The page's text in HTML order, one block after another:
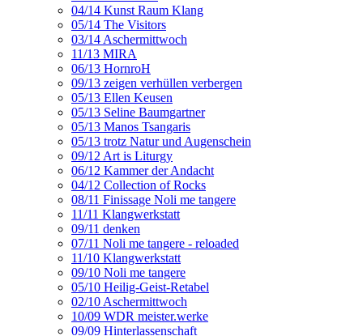
04/14 Kunst Raum Klang
05/14 The Visitors
03/14 Aschermittwoch
11/13 MIRA
06/13 HornroH
09/13 zeigen verhüllen verbergen
05/13 Ellen Keusen
05/13 Seline Baumgartner
05/13 Manos Tsangaris
05/13 trotz Natur und Augenschein
09/12 Art is Liturgy
06/12 Kammer der Andacht
04/12 Collection of Rocks
08/11 Finissage Noli me tangere
11/11 Klangwerkstatt
09/11 denken
07/11 Noli me tangere - reloaded
11/10 Klangwerkstatt
09/10 Noli me tangere
05/10 Heilig-Geist-Retabel
02/10 Aschermittwoch
10/09 WDR meister.werke
09/09 Hinterlassenschaft